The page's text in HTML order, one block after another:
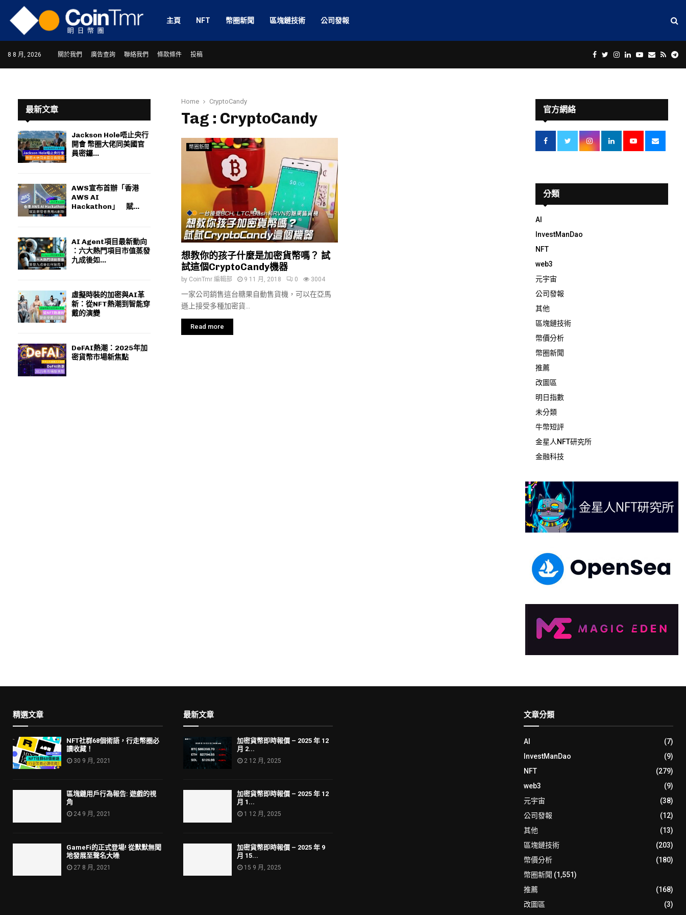
主頁 NFT 幣圈新聞 區塊鏈技術 公司發報
8 8 月, 2026 關於我們 廣告查詢 聯絡我們 條款條件 投稿 Facebook
Twitter
Instagram
LinkedinYoutube
Email
Rss
Home CryptoCandy
Tag : CryptoCandy
幣圈新聞
想教你的孩子什麼是加密貨幣嗎？ 試
試這個CryptoCandy機器
by CoinTmr 編輯部 9 11 月, 2018 0 3004
一家公司銷售這台糖果自動售貨機，可以在亞馬
遜上接受多種加密貨...
Read more
最新文章
Jackson Hole唔止央行
開會 幣圈大佬同美國官
員密鑼...
AWS宣布首辦「香港
AWS AI
Hackathon」 賦...
AI Agent項目最新動向
：六大熱門項目市值蒸發
九成後如...
虛擬時裝的加密與AI革
新：從NFT熱潮到智能穿
戴的演變
DeFAI熱潮：2025年加
密貨幣市場新焦點
官方網絡
分類
AI
InvestManDao
NFT
web3
元宇宙
公司發報
其他
區塊鏈技術
幣價分析
幣圈新聞
推薦
改圖區
明日指數
未分類
牛幣短評
金星人NFT研究所
金融科技
精選文章
NFT社群68個術語，行走幣圈必
讀收藏！
30 9 月, 2021
區塊鏈用戶行為報告: 遊戲的視
角
24 9 月, 2021
GameFi的正式登場! 從默默無聞
地發展至聲名大噪
27 8 月, 2021
最新文章
加密貨幣即時報價 – 2025 年 12
月 2...
2 12 月, 2025
加密貨幣即時報價 – 2025 年 12
月 1...
1 12 月, 2025
加密貨幣即時報價 – 2025 年 9
月 15...
15 9 月, 2025
文章分類
AI
(7)
InvestManDao
(9)
NFT
(279)
web3
(9)
元宇宙
(38)
公司發報
(12)
其他
(13)
區塊鏈技術
(203)
幣價分析
(180)
幣圈新聞 (1,551)
推薦
(168)
改圖區
(3)